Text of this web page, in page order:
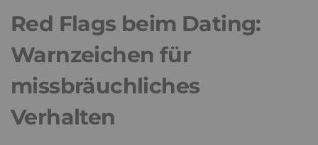
Red Flags beim Dating:
Warnzeichen für
missbräuchliches
Verhalten